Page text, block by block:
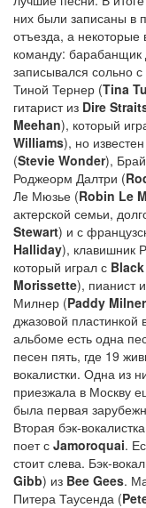
них были записаны в
отъезда, а
команду:
записывался сольно
Тиной Тернер (Tina
гитарист из Dire
Meehan), который
Williams), но
(Stevie Wonder),
Роджеорм Далтри (
Ле Мюзье (Robin Le
актерской семьи,
Stewart) и с
Halliday), клавишник
который играл с
Morissette), пианист
Милнер (Paddy Milner
джазовой
альбоме есть одна
песен пять, где 19
вокалистки. Одна из
приезжала в Москву
была первая
Вторая бэк-
поет с Jamoroquai.
стоит слева. Бэк-
Gibb) из Bee Gees.
Питера Таусенда (